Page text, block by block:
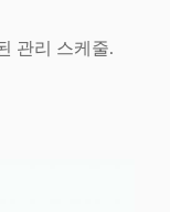
관리 스케줄.